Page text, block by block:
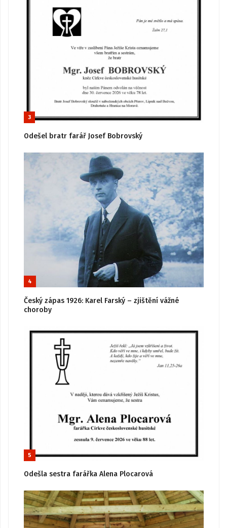
3
Odešel bratr farář Josef Bobrovský
4
Český zápas 1926: Karel Farský – zjištění vážné
choroby
5
Odešla sestra farářka Alena Plocarová